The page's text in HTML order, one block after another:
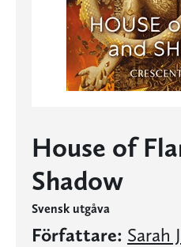
House of
Shadow
Svensk utgåva
Författare: Sarah